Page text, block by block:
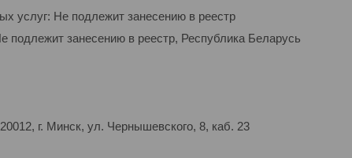
услуг: Не подлежит занесению в реестр
подлежит занесению в реестр, Республика Беларусь
г. Минск, ул. Чернышевского, 8, каб. 23